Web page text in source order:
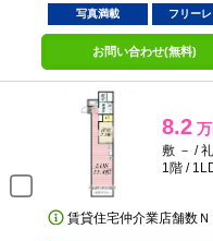
写真満載 フリーレ
お問い合わせ(無料)
8.2
敷 － /
1階 /
賃貸住宅仲介業店舗数